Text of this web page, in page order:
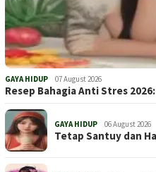
GAYA HIDUP 07 August 2026
Resep Bahagia Anti Stres
GAYA HIDUP 06 August 2026
Tetap Santuy dan